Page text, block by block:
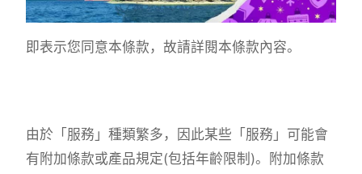
即表示您同意本條款，故請詳閱本條款內容。
由於「服務」種類繁多，因此某些「服務」可能會
有附加條款或產品規定(包括年齡限制)。附加條款